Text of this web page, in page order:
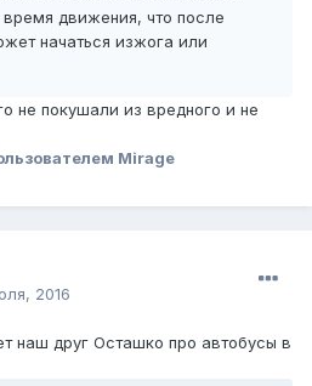
время движения, что после
начаться изжога или
не покушали из вредного и не
Mirage
2016
наш друг Осташко про автобусы в